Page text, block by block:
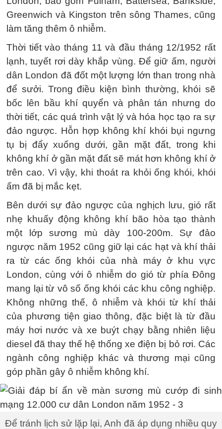
Greenwich và Kingston trên sông Thames, cũng
làm tăng thêm ô nhiễm.
Thời tiết vào tháng 11 và đầu tháng 12/1952 rất
lạnh, tuyết rơi dày khắp vùng. Để giữ ấm, người
dân London đã đốt một lượng lớn than trong nhà
để sưởi. Trong điều kiện bình thường, khói sẽ
bốc lên bầu khí quyển và phân tán nhưng do
thời tiết, các quá trình vật lý và hóa học tạo ra sự
đảo ngược. Hỗn hợp không khí khói bụi ngưng
tụ bị đẩy xuống dưới, gần mặt đất, trong khi
không khí ở gần mặt đất sẽ mát hơn không khí ở
trên cao. Vì vậy, khi thoát ra khỏi ống khói, khói
ấm đã bị mắc kẹt.
Bên dưới sự đảo ngược của nghịch lưu, gió rất
nhẹ khuấy động không khí bão hòa tạo thành
một lớp sương mù dày 100-200m. Sự đảo
ngược năm 1952 cũng giữ lại các hạt và khí thải
ra từ các ống khói của nhà máy ở khu vực
London, cùng với ô nhiễm do gió từ phía Đông
mang lại từ vô số ống khói các khu công nghiệp.
Không những thế, ô nhiễm và khói từ khí thải
của phương tiện giao thông, đặc biệt là từ đầu
máy hơi nước và xe buýt chạy bằng nhiên liệu
diesel đã thay thế hệ thống xe điện bị bỏ rơi. Các
ngành công nghiệp khác và thương mại cũng
góp phần gây ô nhiễm không khí.
Để tránh lịch sử lặp lại, Anh đã áp dụng nhiều quy